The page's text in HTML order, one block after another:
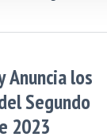
Anuncia los
Segundo
2023